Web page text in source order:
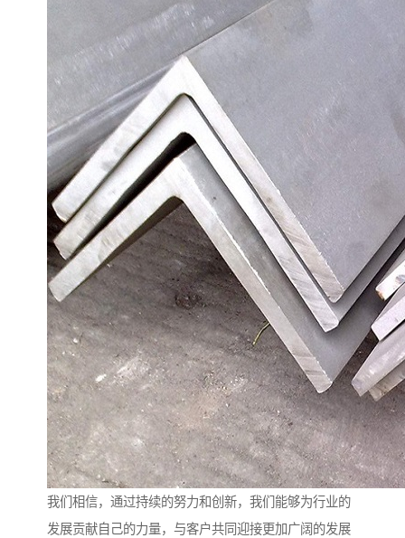
我们相信，通过持续的努力和创新，我们能够为行业的
发展贡献自己的力量，与客户共同迎接更加广阔的发展